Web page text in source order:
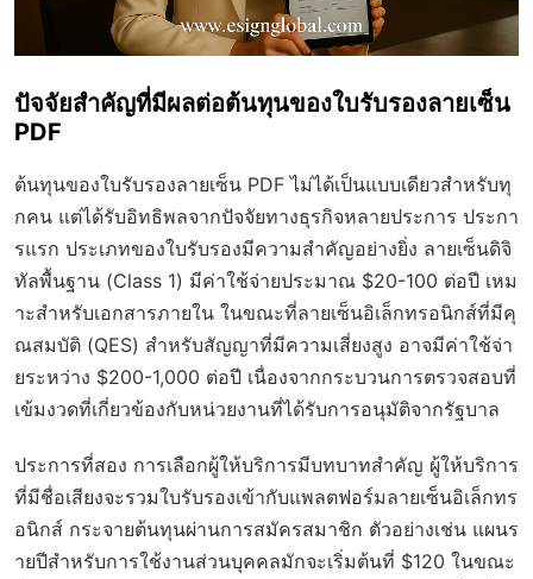
ปัจจัยสำคัญที่มีผลต่อต้นทุนของใบรับรองลายเซ็น
PDF
ต้นทุนของใบรับรองลายเซ็น PDF ไม่ได้เป็นแบบเดียวสำหรับทุ
กคน แต่ได้รับอิทธิพลจากปัจจัยทางธุรกิจหลายประการ ประกา
รแรก ประเภทของใบรับรองมีความสำคัญอย่างยิ่ง ลายเซ็นดิจิ
ทัลพื้นฐาน (Class 1) มีค่าใช้จ่ายประมาณ $20-100 ต่อปี เหม
าะสำหรับเอกสารภายใน ในขณะที่ลายเซ็นอิเล็กทรอนิกส์ที่มีคุ
ณสมบัติ (QES) สำหรับสัญญาที่มีความเสี่ยงสูง อาจมีค่าใช้จ่า
ยระหว่าง $200-1,000 ต่อปี เนื่องจากกระบวนการตรวจสอบที่
เข้มงวดที่เกี่ยวข้องกับหน่วยงานที่ได้รับการอนุมัติจากรัฐบาล
ประการที่สอง การเลือกผู้ให้บริการมีบทบาทสำคัญ ผู้ให้บริการ
ที่มีชื่อเสียงจะรวมใบรับรองเข้ากับแพลตฟอร์มลายเซ็นอิเล็กทร
อนิกส์ กระจายต้นทุนผ่านการสมัครสมาชิก ตัวอย่างเช่น แผนร
ายปีสำหรับการใช้งานส่วนบุคคลมักจะเริ่มต้นที่ $120 ในขณะ